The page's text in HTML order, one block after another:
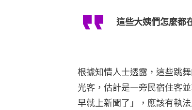
大半夜的在馬路上